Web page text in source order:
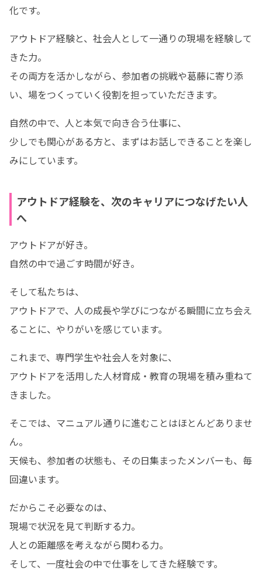
化です。
アウトドア経験と、社会人として一通りの現場を経験して
きた力。
その両方を活かしながら、参加者の挑戦や葛藤に寄り添
い、場をつくっていく役割を担っていただきます。
自然の中で、人と本気で向き合う仕事に、
少しでも関心がある方と、まずはお話しできることを楽し
みにしています。
アウトドア経験を、次のキャリアにつなげたい人
へ
アウトドアが好き。
自然の中で過ごす時間が好き。
そして私たちは、
アウトドアで、人の成長や学びにつながる瞬間に立ち会え
ることに、やりがいを感じています。
これまで、専門学生や社会人を対象に、
アウトドアを活用した人材育成・教育の現場を積み重ねて
きました。
そこでは、マニュアル通りに進むことはほとんどありませ
ん。
天候も、参加者の状態も、その日集まったメンバーも、毎
回違います。
だからこそ必要なのは、
現場で状況を見て判断する力。
人との距離感を考えながら関わる力。
そして、一度社会の中で仕事をしてきた経験です。